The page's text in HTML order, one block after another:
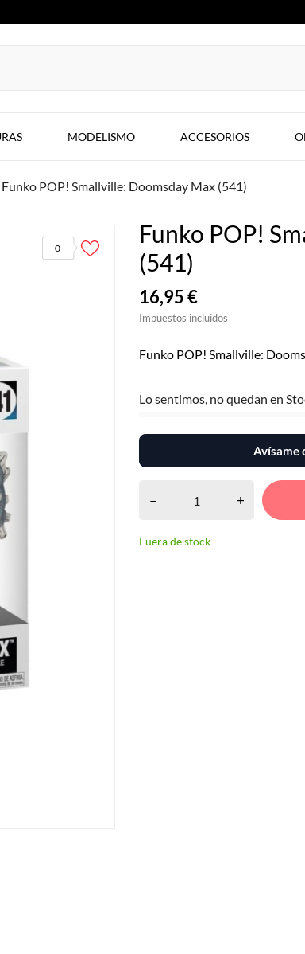
MODELISMO ACCESORIOS
Funko POP! Smallville: Doomsday Max (541)
0
Funko POP!
(541)
16,95 €
Impuestos incluidos
Funko POP! Smallville:
Lo sentimos, no quedan en
Avísame
– +
Fuera de stock